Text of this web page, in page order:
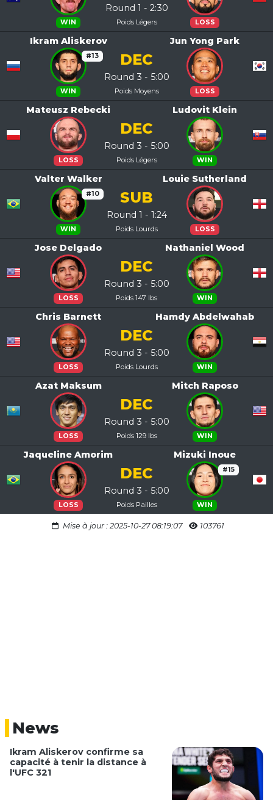
WIN LOSS
Round 1 - 2:30
Poids Légers
Ikram Aliskerov
#13
WIN
Jun Yong Park
LOSS
DEC
Round 3 - 5:00
Poids Moyens
Mateusz Rebecki
LOSS
Ludovit Klein
WIN
DEC
Round 3 - 5:00
Poids Légers
Valter Walker
#10
WIN
Louie Sutherland
LOSS
SUB
Round 1 - 1:24
Poids Lourds
Jose Delgado
LOSS
Nathaniel Wood
WIN
DEC
Round 3 - 5:00
Poids 147 lbs
Chris Barnett
LOSS
Hamdy Abdelwahab
WIN
DEC
Round 3 - 5:00
Poids Lourds
Azat Maksum
LOSS
Mitch Raposo
WIN
DEC
Round 3 - 5:00
Poids 129 lbs
Jaqueline Amorim
LOSS
Mizuki Inoue
#15
WIN
DEC
Round 3 - 5:00
Poids Pailles
Mise à jour : 2025-10-27 08:19:07 103761
News
Ikram Aliskerov confirme sa
capacité à tenir la distance à
l'UFC 321